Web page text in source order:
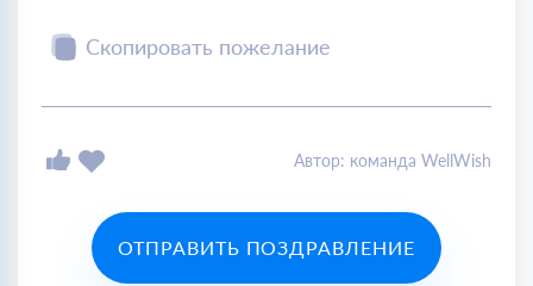
Скопировать пожелание
Автор: команда WellWish
ОТПРАВИТЬ ПОЗДРАВЛЕНИЕ